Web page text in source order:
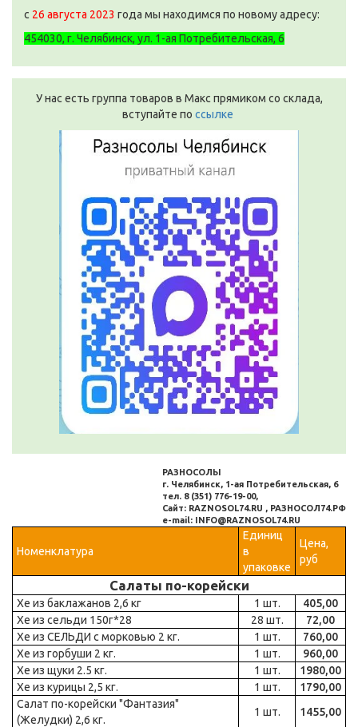
с 26 августа 2023 года мы находимся по новому адресу:
454030, г. Челябинск, ул. 1-ая Потребительская, 6
У нас есть группа товаров в Макс прямиком со склада,
вступайте по ссылке
РАЗНОСОЛЫ
г. Челябинск, 1-ая Потребительская, 6
тел. 8 (351) 776-19-00,
Сайт: RAZNOSOL74.RU , РАЗНОСОЛ74.РФ
e-mail: INFO@RAZNOSOL74.RU
Номенклатура
Единиц
в
упаковке
Цена,
руб
Салаты по-корейски
Хе из баклажанов 2,6 кг 1 шт.
405,00
Хе из сельди 150г*28
28 шт.
72,00
Хе из СЕЛЬДИ с морковью 2 кг.
1 шт.
760,00
Хе из горбуши 2 кг.
1 шт.
960,00
Хе из щуки 2.5 кг.
1 шт.
1980,00
Хе из курицы 2,5 кг.
1 шт.
1790,00
Салат по-корейски "Фантазия"
(Желудки) 2,6 кг.
1 шт.
1455,00